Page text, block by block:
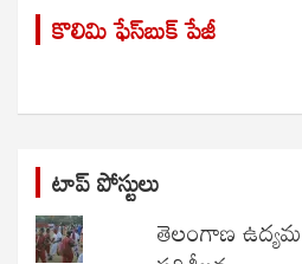
c కొలిమి ఫేస్‌బుక్ పేజీ
టాప్ పోస్టులు
తెలంగాణ